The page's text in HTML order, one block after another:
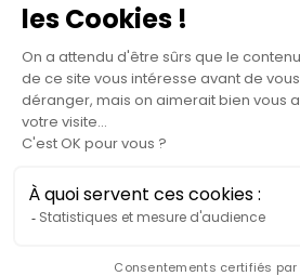
Contact
Accès Adhérent